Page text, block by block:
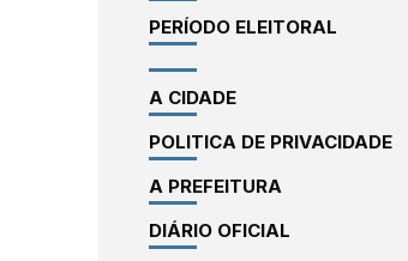
PERÍODO ELEITORAL
A CIDADE
POLITICA DE PRIVACIDADE
A PREFEITURA
DIÁRIO OFICIAL